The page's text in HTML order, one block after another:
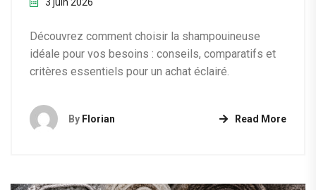
3 juin 2026
Découvrez comment choisir la shampouineuse
idéale pour vos besoins : conseils, comparatifs et
critères essentiels pour un achat éclairé.
By Florian Read More